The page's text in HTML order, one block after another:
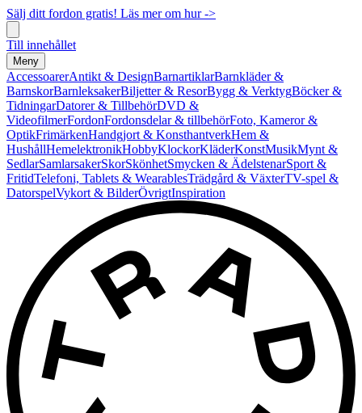
Sälj ditt fordon gratis! Läs mer om hur ->
Till innehållet
Meny
AccessoarerAntikt & DesignBarnartiklarBarnkläder &
BarnskorBarnleksakerBiljetter & ResorBygg & VerktygBöcker &
TidningarDatorer & TillbehörDVD &
VideofilmerFordonFordonsdelar & tillbehörFoto, Kameror &
OptikFrimärkenHandgjort & KonsthantverkHem &
HushållHemelektronikHobbyKlockorKläderKonstMusikMynt &
SedlarSamlarsakerSkorSkönhetSmycken & ÄdelstenarSport &
FritidTelefoni, Tablets & WearablesTrädgård & VäxterTV-spel &
DatorspelVykort & BilderÖvrigtInspiration